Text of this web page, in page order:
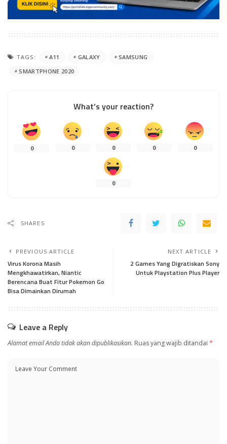
TAGS: A11 GALAXY
SAMSUNG
SMARTPHONE 2020
What’s your reaction?
0 0 0 0 0
0
SHARES
PREVIOUS ARTICLE
Virus Korona Masih
Mengkhawatirkan, Niantic
Berencana Buat Fitur Pokemon Go
Bisa Dimainkan Dirumah
NEXT ARTICLE
2 Games Yang Digratiskan Sony
Untuk Playstation Plus Player
Leave a Reply
Alamat email Anda tidak akan dipublikasikan. Ruas yang wajib ditandai *